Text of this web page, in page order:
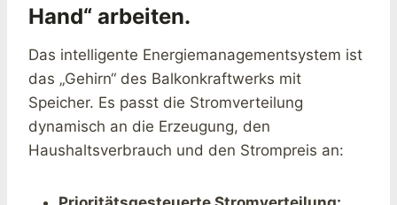
Hand“ arbeiten.
Das intelligente Energiemanagementsystem ist
das „Gehirn“ des Balkonkraftwerks mit
Speicher. Es passt die Stromverteilung
dynamisch an die Erzeugung, den
Haushaltsverbrauch und den Strompreis an: